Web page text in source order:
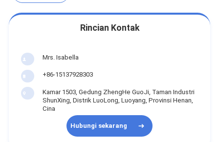
Lebih
Rincian Kontak
Mrs. Isabella
+86-15137928303
Kamar 1503, Gedung ZhengHe GuoJi, Taman Industri
ShunXing, Distrik LuoLong, Luoyang, Provinsi Henan,
Cina
Hubungi sekarang